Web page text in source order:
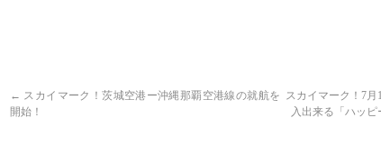
← スカイマーク！茨城空港ー沖縄那覇空港線の就航を
開始！
スカイマーク！7
入出来る「ハッピ